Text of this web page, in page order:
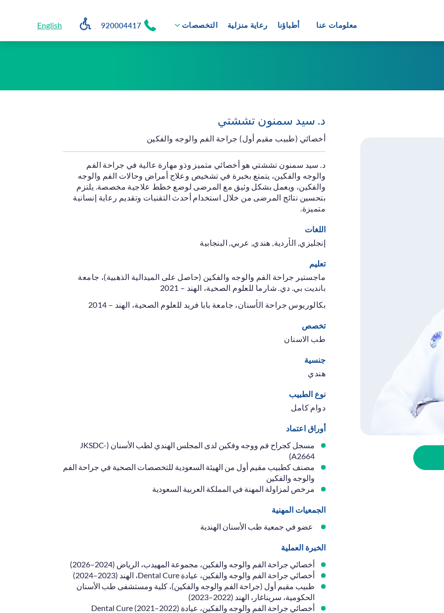
معلومات عنا أطباؤنا رعاية منزلية التخصصات Open submenu
طب العيون
920004417
Accessibility Dropdown
English
د. سيد سمنون تششتي
أخصائي (طبيب مقيم أول) جراحة الفم والوجه والفكين
د. سيد سمنون تششتي هو أخصائي متميز وذو مهارة عالية في جراحة الفم
والوجه والفكين، يتمتع بخبرة في تشخيص وعلاج أمراض وحالات الفم والوجه
والفكين، ويعمل بشكل وثيق مع المرضى لوضع خطط علاجية مخصصة. يلتزم
بتحسين نتائج المرضى من خلال استخدام أحدث التقنيات وتقديم رعاية إنسانية
متميزة.
اللغات
إنجليزي, الأردية, هندي, عربي, البنجابية
تعليم
ماجستير جراحة الفم والوجه والفكين (حاصل على الميدالية الذهبية)، جامعة
بانديت بي. دي. شارما للعلوم الصحية، الهند – 2021
بكالوريوس جراحة الأسنان، جامعة بابا فريد للعلوم الصحية، الهند – 2014
تخصص
طب الاسنان
جنسية
هندي
نوع الطبيب
دوام كامل
أوراق اعتماد
مسجل كجراح فم ووجه وفكين لدى المجلس الهندي لطب الأسنان (JKSDC-
A2664)
مصنف كطبيب مقيم أول من الهيئة السعودية للتخصصات الصحية في جراحة الفم
والوجه والفكين
مرخص لمزاولة المهنة في المملكة العربية السعودية
الجمعيات المهنية
عضو في جمعية طب الأسنان الهندية
الخبرة العملية
أخصائي جراحة الفم والوجه والفكين، مجموعة المهيدب، الرياض (2024–2026)
أخصائي جراحة الفم والوجه والفكين، عيادة Dental Cure، الهند (2023–2024)
طبيب مقيم أول (جراحة الفم والوجه والفكين)، كلية ومستشفى طب الأسنان
الحكومية، سريناغار، الهند (2022–2023)
أخصائي جراحة الفم والوجه والفكين، عيادة Dental Cure (2021–2022)